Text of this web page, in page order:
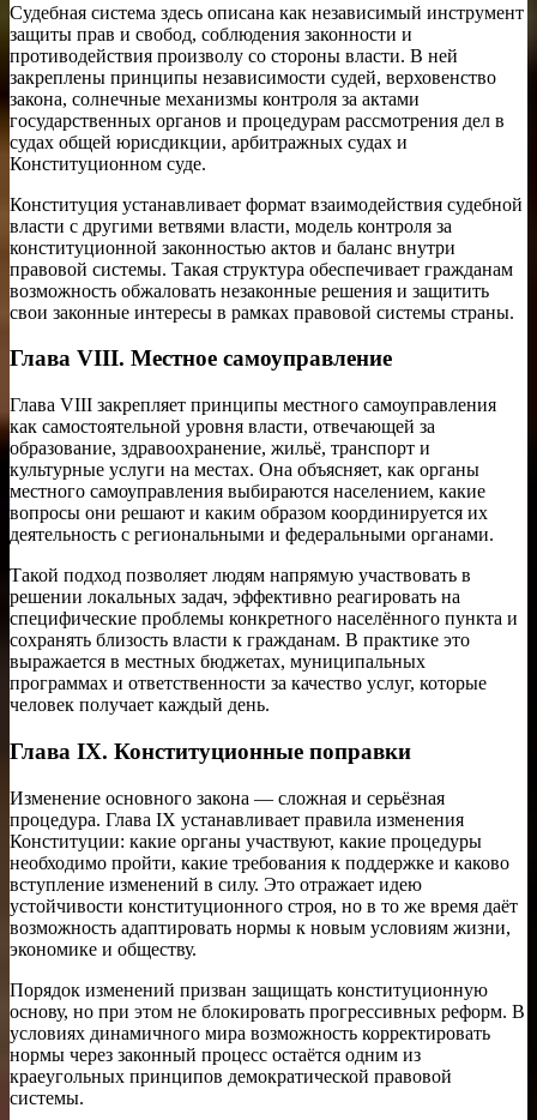
Судебная система здесь описана как независимый инструмент
защиты прав и свобод, соблюдения законности и
противодействия произволу со стороны власти. В ней
закреплены принципы независимости судей, верховенство
закона, солнечные механизмы контроля за актами
государственных органов и процедурам рассмотрения дел в
судах общей юрисдикции, арбитражных судах и
Конституционном суде.
Конституция устанавливает формат взаимодействия судебной
власти с другими ветвями власти, модель контроля за
конституционной законностью актов и баланс внутри
правовой системы. Такая структура обеспечивает гражданам
возможность обжаловать незаконные решения и защитить
свои законные интересы в рамках правовой системы страны.
Глава VIII. Местное самоуправление
Глава VIII закрепляет принципы местного самоуправления
как самостоятельной уровня власти, отвечающей за
образование, здравоохранение, жильё, транспорт и
культурные услуги на местах. Она объясняет, как органы
местного самоуправления выбираются населением, какие
вопросы они решают и каким образом координируется их
деятельность с региональными и федеральными органами.
Такой подход позволяет людям напрямую участвовать в
решении локальных задач, эффективно реагировать на
специфические проблемы конкретного населённого пункта и
сохранять близость власти к гражданам. В практике это
выражается в местных бюджетах, муниципальных
программах и ответственности за качество услуг, которые
человек получает каждый день.
Глава IX. Конституционные поправки
Изменение основного закона — сложная и серьёзная
процедура. Глава IX устанавливает правила изменения
Конституции: какие органы участвуют, какие процедуры
необходимо пройти, какие требования к поддержке и каково
вступление изменений в силу. Это отражает идею
устойчивости конституционного строя, но в то же время даёт
возможность адаптировать нормы к новым условиям жизни,
экономике и обществу.
Порядок изменений призван защищать конституционную
основу, но при этом не блокировать прогрессивных реформ. В
условиях динамичного мира возможность корректировать
нормы через законный процесс остаётся одним из
краеугольных принципов демократической правовой
системы.